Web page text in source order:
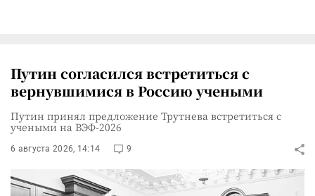
Путин согласился встретиться с
вернувшимися в Россию учеными
Путин принял предложение Трутнева встретиться с
учеными на ВЭФ-2026
6 августа 2026, 14:14 9